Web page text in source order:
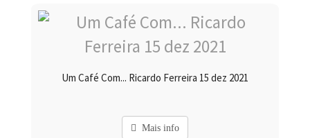
Um Café Com... Ricardo Ferreira 15 dez 2021
Mais info